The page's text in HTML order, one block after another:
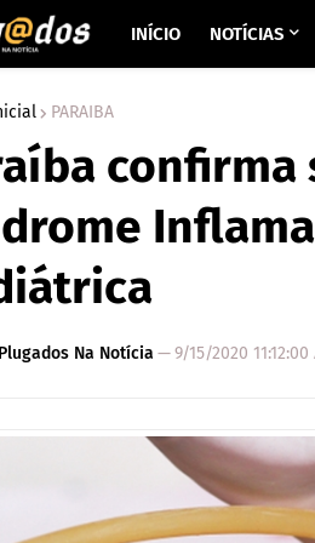
INÍCIO NOTÍCIAS
PARAIBA
confirma
Plugados Na Notícia —9/15/2020 11:12:00